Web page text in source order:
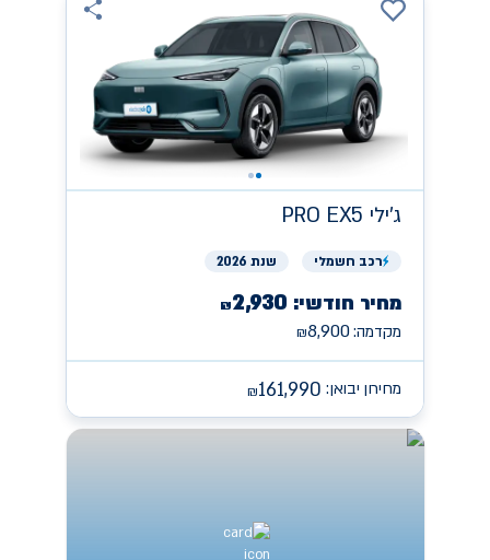
ג'ילי PRO EX5
רכב חשמלי שנת 2026
מחיר חודשי: ₪2,930
מקדמה: ₪8,900
מחירון יבואן: ₪161,990